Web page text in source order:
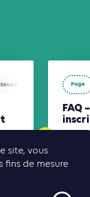
BiodiversitéPage
FAQ
site, vous
fins de mesure